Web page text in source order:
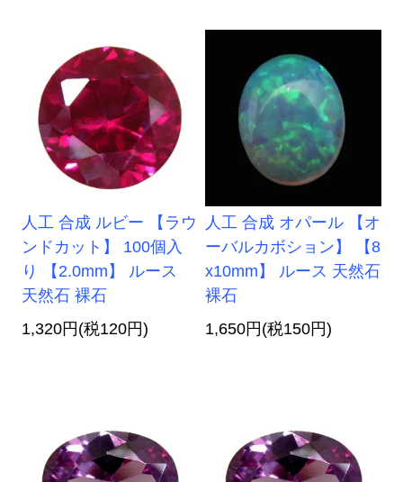
人工 合成 ルビー 【ラウ
ンドカット】 100個入
り 【2.0mm】 ルース
天然石 裸石
1,320円(税120円)
人工 合成 オパール 【オ
ーバルカボション】 【8
x10mm】 ルース 天然石
裸石
1,650円(税150円)